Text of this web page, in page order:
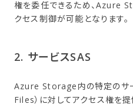
権を委任できるため、Azure
クセス制御が可能となります。
2. サービスSAS
Azure Storage内の特定のサ
Files）に対してアクセス権を提